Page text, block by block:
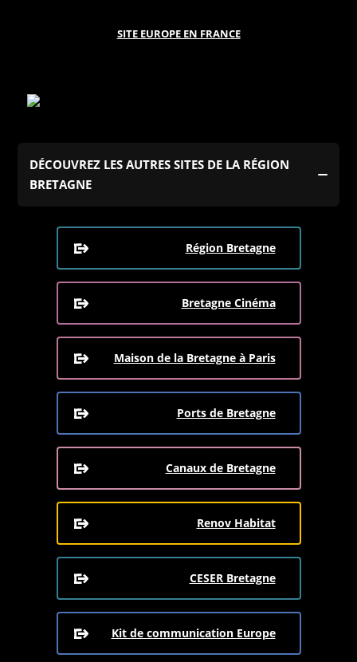
SITE EUROPE EN FRANCE
DÉCOUVREZ LES AUTRES SITES DE LA RÉGION
BRETAGNE
Région Bretagne
Bretagne Cinéma
Maison de la Bretagne à Paris
Ports de Bretagne
Canaux de Bretagne
Renov Habitat
CESER Bretagne
Kit de communication Europe